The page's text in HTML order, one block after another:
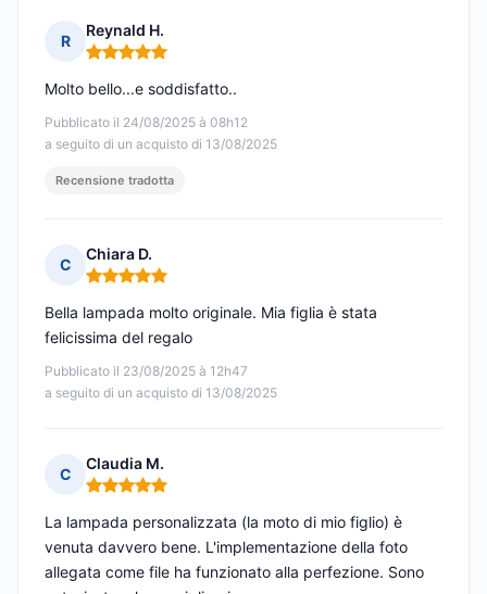
R
Reynald H.
Nota: 5 su 5
Pubblicato il 24/08/2025 à 08h12
a seguito di un acquisto di 13/08/2025
Molto bello...e soddisfatto..
Recensione tradotta
C
Chiara D.
Nota: 5 su 5
Pubblicato il 23/08/2025 à 12h47
a seguito di un acquisto di 13/08/2025
Bella lampada molto originale. Mia figlia è stata
felicissima del regalo
C
Claudia M.
Nota: 5 su 5
La lampada personalizzata (la moto di mio figlio) è
venuta davvero bene. L'implementazione della foto
allegata come file ha funzionato alla perfezione. Sono